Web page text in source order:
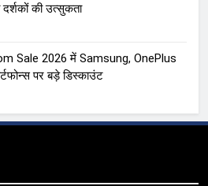
की उत्सुकता
Sale 2026 में Samsung, OnePlus
पर बड़े डिस्काउंट